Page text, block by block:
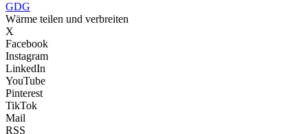
GDG
Wärme teilen und verbreiten
X
Facebook
Instagram
LinkedIn
YouTube
Pinterest
TikTok
Mail
RSS